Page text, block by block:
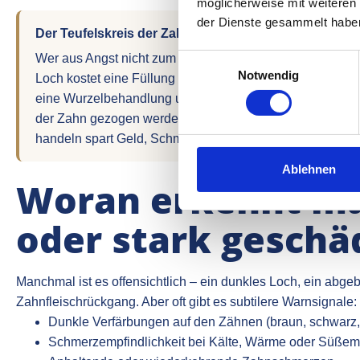
der Dienste gesammelt
Notwendig
Ablehnen
Der Teufelskreis der Zahnarztangst
Wer aus Angst nicht zum Zahnarzt geht, lässt kleine
Loch kostet eine Füllung – 50 bis 100 Euro. Wartet man
eine Wurzelbehandlung und eine Krone – 500 bis 1.000
der Zahn gezogen werden – und ein Implantat kostet ein
handeln spart Geld, Schmerzen und Zeit.
Woran erkennt
oder stark
Manchmal ist es offensichtlich – ein dunkles Loch, ein
Zahnfleischrückgang. Aber oft gibt es subtilere Warnsignale:
Dunkle Verfärbungen auf den Zähnen (braun,
Schmerzempfindlichkeit bei Kälte, Wärme oder Süßem